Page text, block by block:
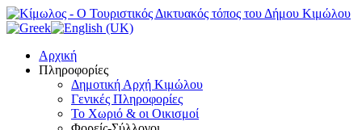
Αρχική
Πληροφορίες
Δημοτική Αρχή Κιμώλου
Γενικές Πληροφορίες
Το Xωριό & οι Οικισμοί